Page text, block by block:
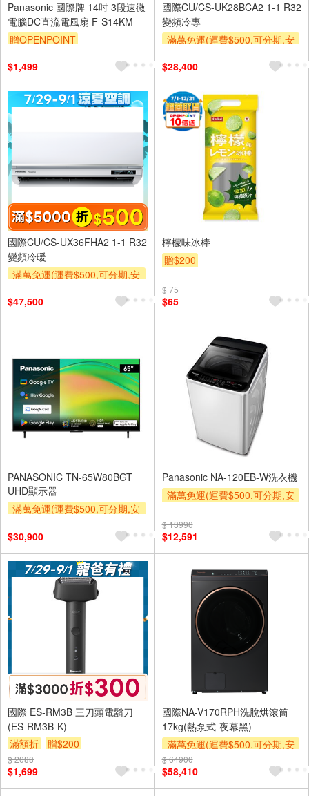
Panasonic 國際牌 14吋 3段速微
電腦DC直流電風扇 F-S14KM
贈OPENPOINT
$1,499
國際CU/CS-UK28BCA2 1-1 R32
變頻冷專
滿萬免運(運費$500,可分期,安
及使用6期以上分期0利率,需付
基本安裝運費)
滿額折$500
$28,400
國際CU/CS-UX36FHA2 1-1 R32
變頻冷暖
滿萬免運(運費$500,可分期,安
及使用6期以上分期0利率,需付
基本安裝運費)
$47,500
檸檬味冰棒
贈$200
$ 75
$65
PANASONIC TN-65W80BGT
UHD顯示器
滿萬免運(運費$500,可分期,安
及使用6期以上分期0利率,需付
基本安裝運費)
贈壁掛架
下單贈 下單贈
$30,900
Panasonic NA-120EB-W洗衣機
滿萬免運(運費$500,可分期,安
及使用6期以上分期0利率,需付
下單贈
$ 13990
$12,591
國際 ES-RM3B 三刀頭電鬍刀
(ES-RM3B-K)
滿額折
贈$200
$ 2088
$1,699
國際NA-V170RPH洗脫烘滾筒
17kg(熱泵式-夜幕黑)
滿萬免運(運費$500,可分期,安
裝跨區費另計,單品未滿1萬元
及使用6期以上分期0利率,需付
基本安裝運費)
$ 64900
$58,410